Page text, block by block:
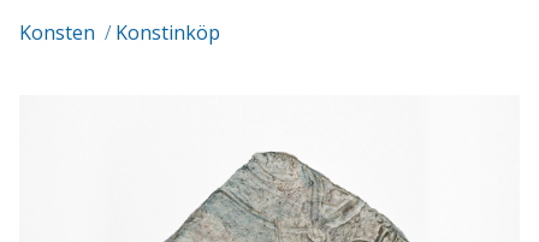
Konsten / Konstinköp